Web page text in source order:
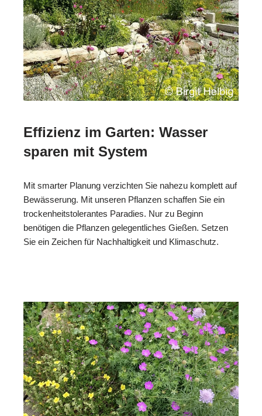
Effizienz im Garten: Wasser
sparen mit System
Mit smarter Planung verzichten Sie nahezu komplett auf
Bewässerung. Mit unseren Pflanzen schaffen Sie ein
trockenheitstolerantes Paradies. Nur zu Beginn
benötigen die Pflanzen gelegentliches Gießen. Setzen
Sie ein Zeichen für Nachhaltigkeit und Klimaschutz.